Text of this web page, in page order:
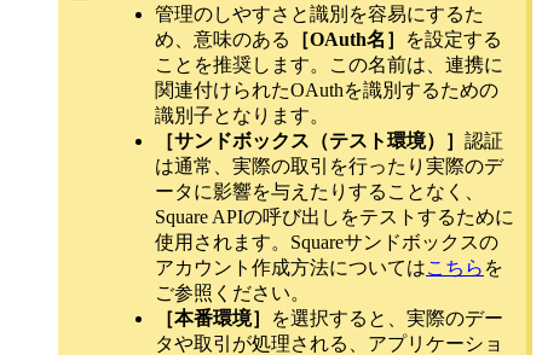
管理のしやすさと識別を容易にするた
め、意味のある
［OAuth名］
を設定する
ことを推奨します。この名前は、連携に
関連付けられたOAuthを識別するための
識別子となります。
［サンドボックス（テスト環境）］ 認証
は通常、実際の取引を行ったり実際のデ
ータに影響を与えたりすることなく、
Square APIの呼び出しをテストするために
使用されます。Squareサンドボックスの
アカウント作成方法についてはこちら を
ご参照ください。
［本番環境］
を選択すると、実際のデー
タや取引が処理される、アプリケーショ